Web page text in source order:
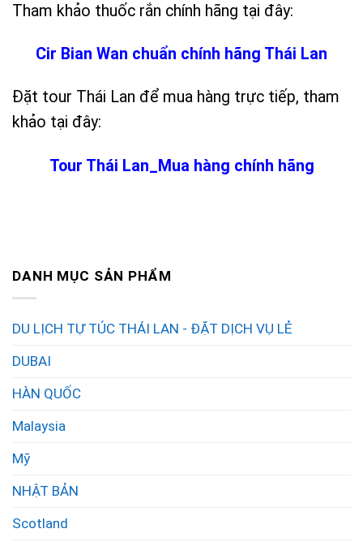
Tham khảo thuốc rắn chính hãng tại đây:
Cir Bian Wan chuẩn chính hãng Thái Lan
Đặt tour Thái Lan để mua hàng trực tiếp, tham
khảo tại đây:
Tour Thái Lan_Mua hàng chính hãng
DANH MỤC SẢN PHẨM
DU LỊCH TỰ TÚC THÁI LAN - ĐẶT DỊCH VỤ LẺ
DUBAI
HÀN QUỐC
Malaysia
Mỹ
NHẬT BẢN
Scotland